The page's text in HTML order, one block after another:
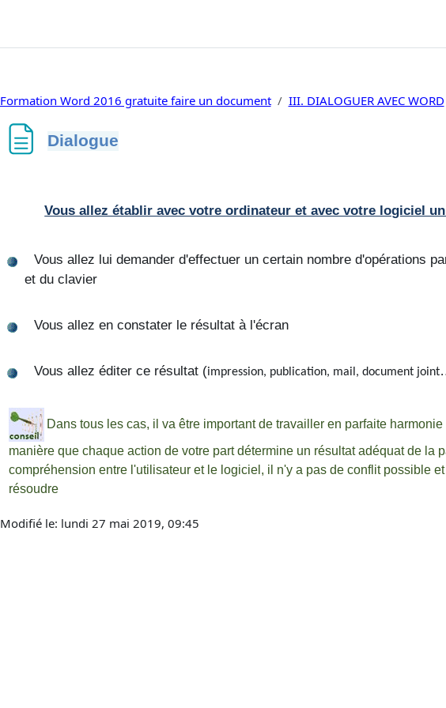
Formation Word 2016 gratuite faire un document
III. DIALOGUER AVEC WORD
Dialogue
Vous allez établir avec votre ordinateur et avec votre logiciel
Vous allez lui demander d'effectuer un certain nombre d'opérations
et du clavier
Vous allez en constater le résultat à l'écran
Vous allez éditer ce résultat (impression, publication, mail, document joint
Dans tous les cas, il va être important de travailler en parfaite
manière que chaque action de votre part détermine un résultat adéquat de la
compréhension entre l'utilisateur et le logiciel, il n'y a pas de conflit possible
résoudre
Modifié le: lundi 27 mai 2019, 09:45